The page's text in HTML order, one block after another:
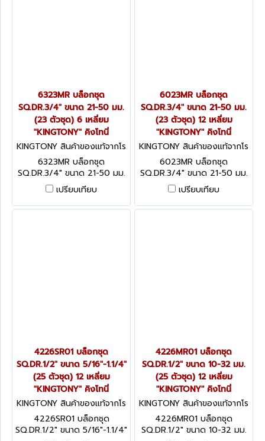
6323MR บล็อกชุด
SQ.DR.3/4" ขนาด 21-50 มม.
(23 ตัวชุด) 6 เหลี่ยม
"KINGTONY" คิงโทนี่
KINGTONY สินค้าของแท้จากโร
งงานผู้ผลิต 6323MR
6323MR บล็อกชุด
SQ.DR.3/4" ขนาด 21-50 มม.
(23 ตัวชุด) 6 เหลี่ยม
"KINGTONY" คิงโทนี่
เปรียบเทียบ
6023MR บล็อกชุด
SQ.DR.3/4" ขนาด 21-50 มม.
(23 ตัวชุด) 12 เหลี่ยม
"KINGTONY" คิงโทนี่
KINGTONY สินค้าของแท้จากโร
งงานผู้ผลิต 6023MR
6023MR บล็อกชุด
SQ.DR.3/4" ขนาด 21-50 มม.
(23 ตัวชุด) 12 เหลี่ยม
"KINGTONY" คิงโทนี่
เปรียบเทียบ
4226SR01 บล็อกชุด
SQ.DR.1/2" ขนาด 5/16"-1.1/4"
(25 ตัวชุด) 12 เหลี่ยม
"KINGTONY" คิงโทนี่
KINGTONY สินค้าของแท้จากโร
งงานผู้ผลิต 4226SR01
4226SR01 บล็อกชุด
SQ.DR.1/2" ขนาด 5/16"-1.1/4"
4226MR01 บล็อกชุด
SQ.DR.1/2" ขนาด 10-32 มม.
(25 ตัวชุด) 12 เหลี่ยม
"KINGTONY" คิงโทนี่
KINGTONY สินค้าของแท้จากโร
งงานผู้ผลิต 4226MR01
4226MR01 บล็อกชุด
SQ.DR.1/2" ขนาด 10-32 มม.